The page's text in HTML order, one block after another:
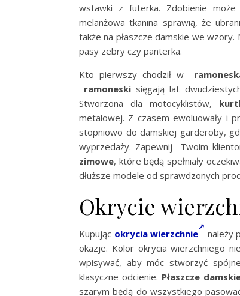
wstawki z futerka. Zdobienie
melanżowa tkanina sprawią, że
także na płaszcze damskie we
pasy zebry czy panterka.
Kto pierwszy chodził w
ramoneski sięgają lat
Stworzona dla motocyklistów,
metalowej. Z czasem ewoluowały i
stopniowo do damskiej garderoby,
wyprzedaży. Zapewnij Twoim
zimowe, które będą spełniały
dłuższe modele od sprawdzonych
Okrycie
Kupując okrycia wierzchnie
należy
okazje. Kolor okrycia wierzchniego
wpisywać, aby móc stworzyć
klasyczne odcienie. Płaszcze
szarym będą do wszystkiego